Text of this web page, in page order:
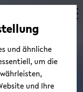
und ähnliche
um die
und Ihre